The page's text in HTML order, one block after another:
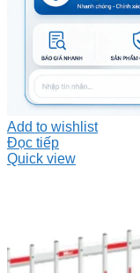
Add to wishlist
Đọc tiếp
Quick view